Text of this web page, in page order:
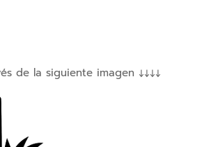
de la siguiente imagen ↓↓↓↓